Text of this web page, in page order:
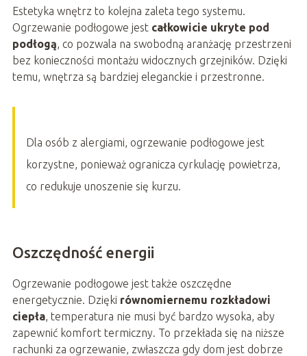
Estetyka wnętrz to kolejna zaleta tego systemu.
Ogrzewanie podłogowe jest całkowicie ukryte pod
podłogą, co pozwala na swobodną aranżację przestrzeni
bez konieczności montażu widocznych grzejników. Dzięki
temu, wnętrza są bardziej eleganckie i przestronne.
Dla osób z alergiami, ogrzewanie podłogowe jest
korzystne, ponieważ ogranicza cyrkulację powietrza,
co redukuje unoszenie się kurzu.
Oszczędność energii
Ogrzewanie podłogowe jest także oszczędne
energetycznie. Dzięki równomiernemu rozkładowi
ciepła, temperatura nie musi być bardzo wysoka, aby
zapewnić komfort termiczny. To przekłada się na niższe
rachunki za ogrzewanie, zwłaszcza gdy dom jest dobrze